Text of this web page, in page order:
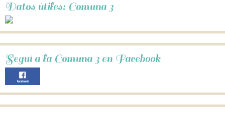
Datos útiles: Comuna 3
Seguí a la Comuna 3 en Facebook